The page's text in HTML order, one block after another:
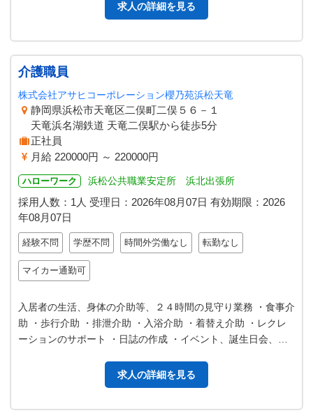
求人の詳細を見る
介護職員
株式会社アサヒコーポレーション櫻乃苑浜松天竜
静岡県浜松市天竜区二俣町二俣５６－１
天竜浜名湖鉄道 天竜二俣駅から徒歩5分
正社員
月給 220000円 ～ 220000円
ハローワーク 浜松公共職業安定所 浜北出張所
採用人数：1人 受理日： 2026年08月07日 有効期限： 2026
年08月07日
経験不問 学歴不問 時間外労働なし 転勤なし
マイカー通勤可
入居者の生活、身体の介助等、２４時間の見守り業務 ・食事介
助 ・歩行介助 ・排泄介助 ・入浴介助 ・着替え介助 ・レクレ
ーションのサポート ・日誌の作成 ・イベント、誕生日会、お
求人の詳細を見る